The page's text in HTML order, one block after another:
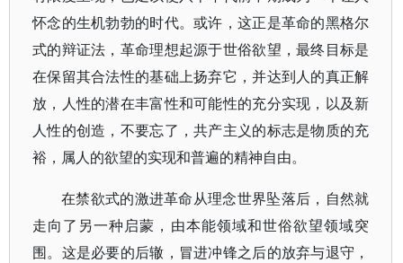
怀念的生机勃勃的时代。或许，这正是革命的黑格尔
式的辩证法，革命理想起源于世俗欲望，最终目标是
在保留其合法性的基础上扬弃它，并达到人的真正解
放，人性的潜在丰富性和可能性的充分实现，以及新
人性的创造，不要忘了，共产主义的标志是物质的充
裕，属人的欲望的实现和普遍的精神自由。
在禁欲式的激进革命从理念世界坠落后，自然就
走向了另一种启蒙，由本能领域和世俗欲望领域突
围。这是必要的后辙，冒进冲锋之后的放弃与退守，